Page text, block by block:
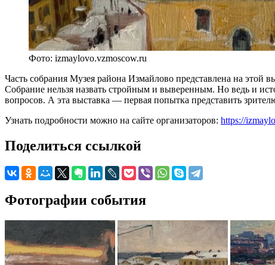
Фото: izmaylovo.vzmoscow.ru
Часть собрания Музея района Измайлово представлена на этой
Собрание нельзя назвать стройным и выверенным. Но ведь и
вопросов. А эта выставка — первая попытка представить
Узнать подробности можно на сайте организаторов: https://
Поделиться ссылкой
Фотографии события